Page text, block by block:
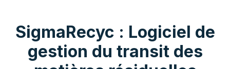
SigmaRecyc : Logiciel de
gestion du transit des